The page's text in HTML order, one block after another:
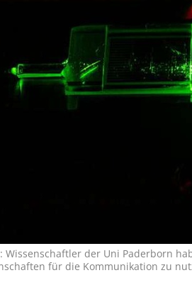
Wissen­schaftler der Uni Pader­born
für die Kom­mu­ni­ka­tion zu